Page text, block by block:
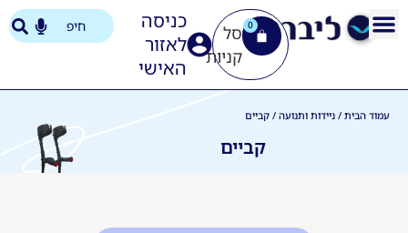
כניסה
לאזור
האישי
0
עמוד הבית / ניידות ותנועה / קביים
קביים